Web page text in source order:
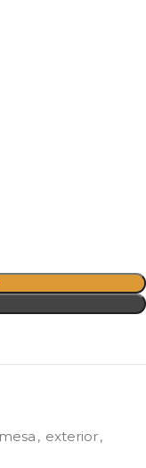
, exterior,